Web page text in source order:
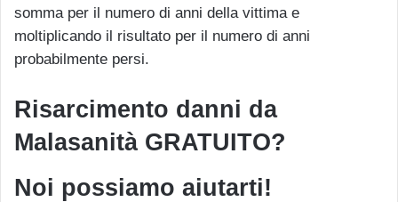
somma per il numero di anni della vittima e
moltiplicando il risultato per il numero di anni
probabilmente persi.
Risarcimento danni da
Malasanità GRATUITO?
Noi possiamo aiutarti!